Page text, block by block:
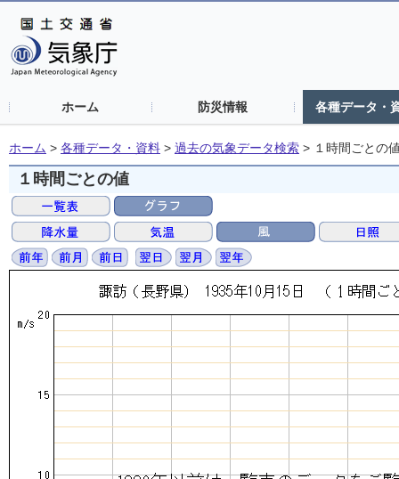
ホーム 防災情報 各種データ・
ホーム > 各種データ・資料 > 過去の気象データ検索 > １時間ごとの
１時間ごとの値